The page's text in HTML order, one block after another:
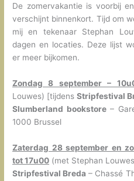
De zomervakantie is voorbij
verschijnt binnenkort. Tijd om
mij en tekenaar Stephan
dagen en locaties. Deze lijst
er meer bijkomen.
Zondag 8 september –
Louwes) [tijdensStripfestival
Slumberland bookstore–
1000 Brussel
Zaterdag 28 september en
tot 17u00 (met Stephan
Stripfestival Breda – Chassé